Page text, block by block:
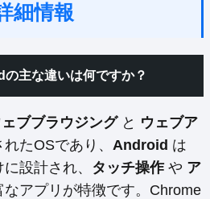
細情報
主な違いは何ですか？
ェブブラウジングと ウェブア
たOSであり、 Android は
に設計され、 タッチ操作や ア
なアプリが特徴です。Chrome